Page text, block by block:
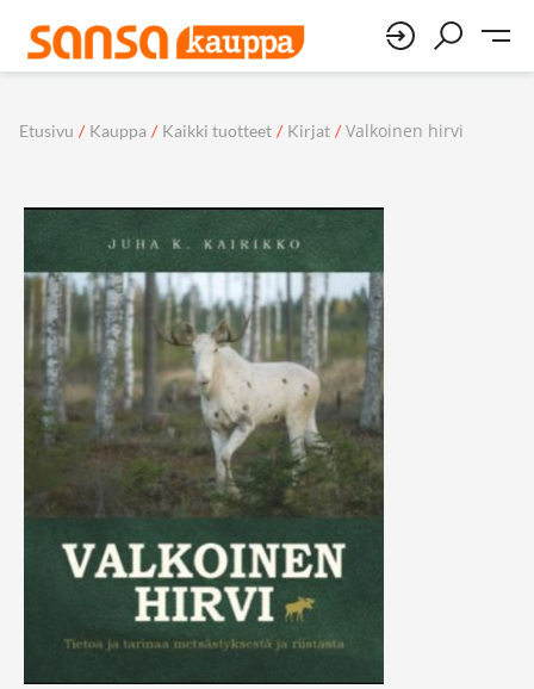
Etusivu / Kauppa / Kaikki tuotteet / Kirjat / Valkoinen hirvi